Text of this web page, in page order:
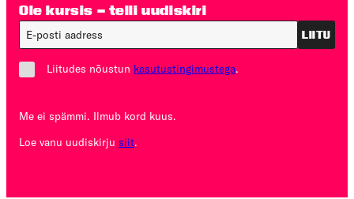
Ole kursis – telli uudiskiri
LIITU
Liitudes nõustun kasutustingimustega.
Me ei spämmi. Ilmub kord kuus.
Loe vanu uudiskirju siit.